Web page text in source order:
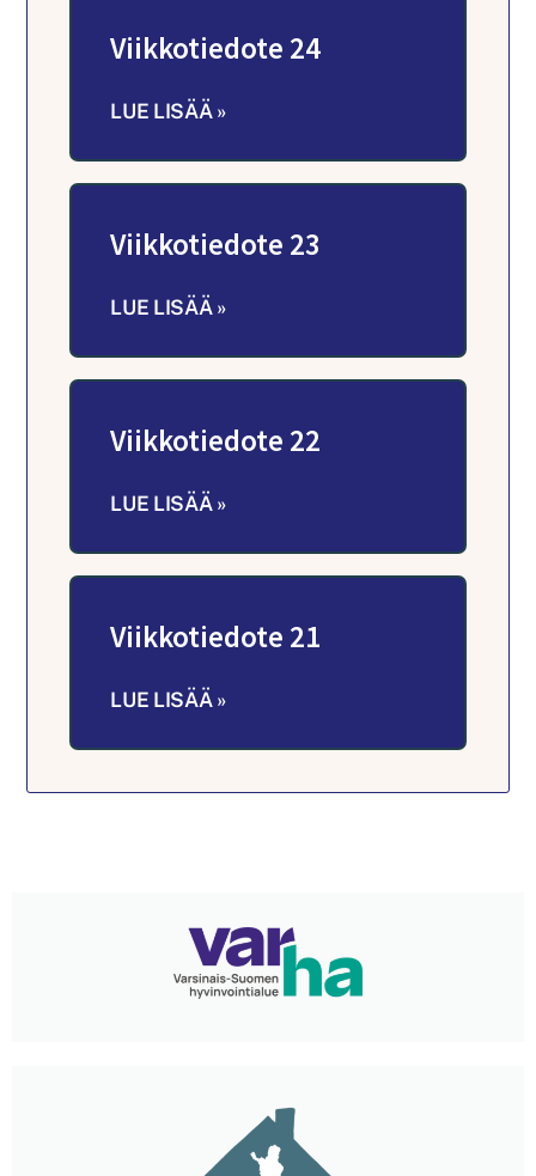
Viikkotiedote 24
LUE LISÄÄ »
Viikkotiedote 23
LUE LISÄÄ »
Viikkotiedote 22
LUE LISÄÄ »
Viikkotiedote 21
LUE LISÄÄ »